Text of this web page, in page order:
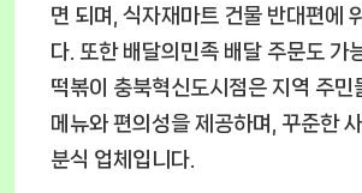
면 되며, 식자재마트 건물 반대편에
다. 또한 배달의민족 배달 주문도 가
떡볶이 충북혁신도시점은 지역 주민
메뉴와 편의성을 제공하며, 꾸준한
분식 업체입니다.